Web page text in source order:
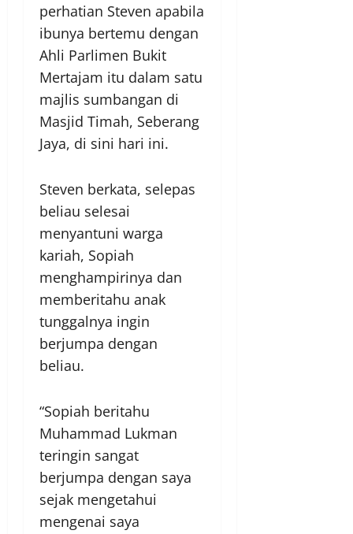
perhatian Steven apabila
ibunya bertemu dengan
Ahli Parlimen Bukit
Mertajam itu dalam satu
majlis sumbangan di
Masjid Timah, Seberang
Jaya, di sini hari ini.
Steven berkata, selepas
beliau selesai
menyantuni warga
kariah, Sopiah
menghampirinya dan
memberitahu anak
tunggalnya ingin
berjumpa dengan
beliau.
“Sopiah beritahu
Muhammad Lukman
teringin sangat
berjumpa dengan saya
sejak mengetahui
mengenai saya